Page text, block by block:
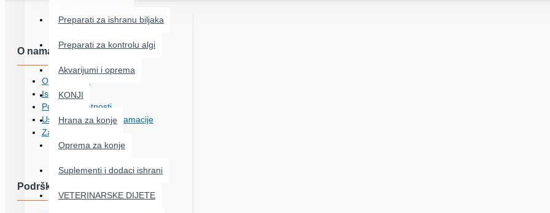
Preparati za ishranu biljaka
Preparati za kontrolu algi
Akvarijumi i oprema
KONJI
Hrana za konje
Oprema za konje
Suplementi i dodaci ishrani
VETERINARSKE DIJETE
O nama
Opšti podaci
Isporuka
Politika privatnosti
Uslovi kupovine i reklamacije
Zaposlenje
Podrška